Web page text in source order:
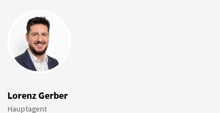
Lorenz Gerber
Hauptagent